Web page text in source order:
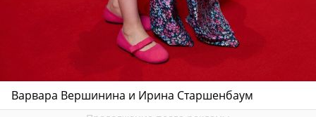
Варвара Вершинина и Ирина Старшенбаум